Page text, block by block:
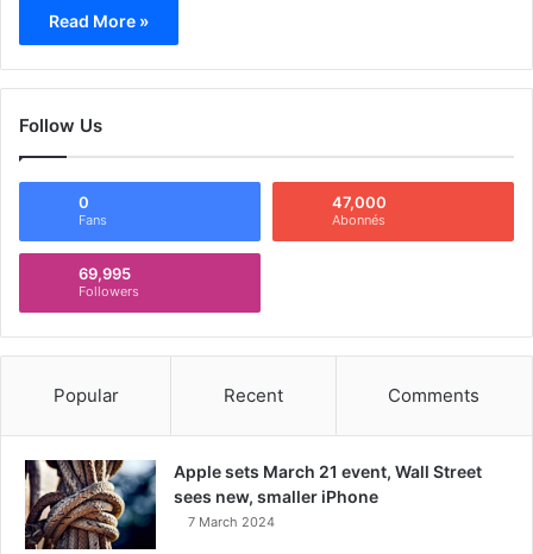
Read More »
Follow Us
0
Fans
47,000
Abonnés
69,995
Followers
Popular Recent Comments
Apple sets March 21 event, Wall Street
sees new, smaller iPhone
7 March 2024